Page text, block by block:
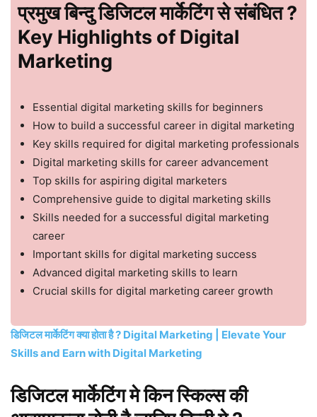
प्रमुख बिन्दु डिजिटल मार्केटिंग से संबंधित ?
Key Highlights of Digital
Marketing
Essential digital marketing skills for beginners
How to build a successful career in digital marketing
Key skills required for digital marketing professionals
Digital marketing skills for career advancement
Top skills for aspiring digital marketers
Comprehensive guide to digital marketing skills
Skills needed for a successful digital marketing
career
Important skills for digital marketing success
Advanced digital marketing skills to learn
Crucial skills for digital marketing career growth
डिजिटल मार्केटिंग क्या होता है ? Digital Marketing | Elevate Your
Skills and Earn with Digital Marketing
डिजिटल मार्केटिंग मे किन स्किल्स की